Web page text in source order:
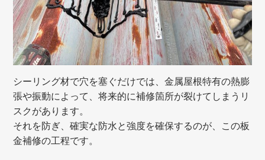
シーリング材で穴を塞ぐだけでは、金属屋根特有の熱膨
張や振動によって、将来的に補修箇所が裂けてしまうリ
スクがあります。
それを防ぎ、確実な防水と強度を確保するのが、この板
金補修の工程です。